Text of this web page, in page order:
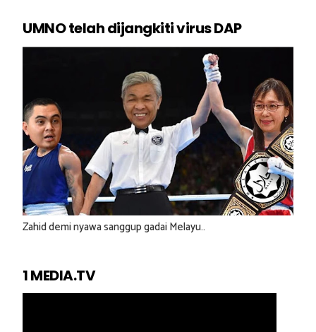
UMNO telah dijangkiti virus DAP
Zahid demi nyawa sanggup gadai Melayu..
1 MEDIA.TV